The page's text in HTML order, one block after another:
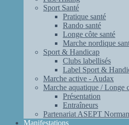
Sport Santé
Pratique santé
Rando santé
Longe côte santé
Marche nordique
Sport & Handicap
Clubs labellisés
Label Sport &
Marche active - Audax
Marche aquatique / Longe
Présentation
Entraîneurs
Partenariat ASEPT
Manifestations